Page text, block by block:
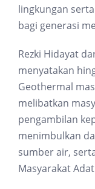
lingkungan
bagi generasi
Rezki Hidayat
menyatakan
Geothermal
melibatkan
pengambilan
menimbulkan
sumber air,
Masyarakat